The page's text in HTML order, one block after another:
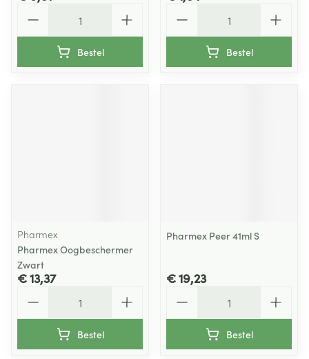
Bestel Bestel
Pharmex
Pharmex Oogbeschermer
Zwart
€ 13,37
Bestel
Pharmex Peer 41ml S
€ 19,23
Bestel